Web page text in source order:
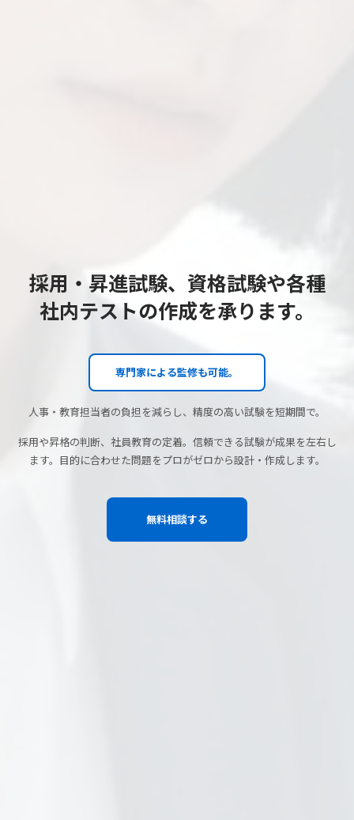
採用・昇進試験、資格試験や各種
社内テストの作成を承ります。
専門家による監修も可能。
人事・教育担当者の負担を減らし、精度の高い試験を短期間で。
採用や昇格の判断、社員教育の定着。信頼できる試験が成果を左右し
ます。目的に合わせた問題をプロがゼロから設計・作成します。
無料相談する